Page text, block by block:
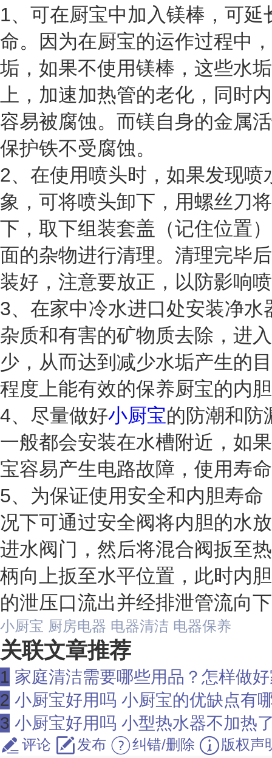
1、可在厨宝中加入镁棒，可
命。因为在厨宝的运作过程中
垢，如果不使用镁棒，这些水
上，加速加热管的老化，同时
容易被腐蚀。而镁自身的金属
保护铁不受腐蚀。
2、在使用喷头时，如果发现喷
象，可将喷头卸下，用螺丝刀
下，取下组装套盖（记住位置
面的杂物进行清理。清理完毕
装好，注意要放正，以防影响
3、在家中冷水进口处安装净水
杂质和有害的矿物质去除，进
少，从而达到减少水垢产生的
程度上能有效的保养厨宝的内
4、尽量做好小厨宝的防潮和防
一般都会安装在水槽附近，如
宝容易产生电路故障，使用寿
5、为保证使用安全和内胆寿命
况下可通过安全阀将内胆的水
进水阀门，然后将混合阀扳至
柄向上扳至水平位置，此时内
的泄压口流出并经排泄管流向
小厨宝 厨房电器 电器清洁 电器保养
关联文章推荐
1 家庭清洁需要哪些用品？怎样做
2 小厨宝好用吗 小厨宝的优缺点有
3 小厨宝好用吗 小型热水器不加热
评论 发布 纠错/删除 版权声